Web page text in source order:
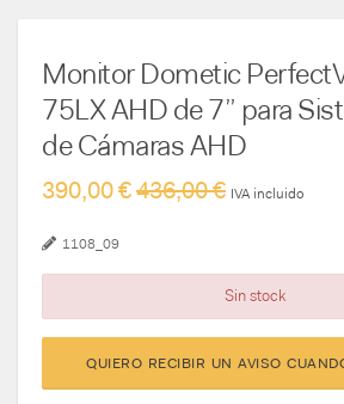
Monitor Dometic
75LX AHD de 7” para
de Cámaras AHD
390,00 €436,00 € IVA incluido
1108_09
Sin stock
QUIERO RECIBIR UN AVISO